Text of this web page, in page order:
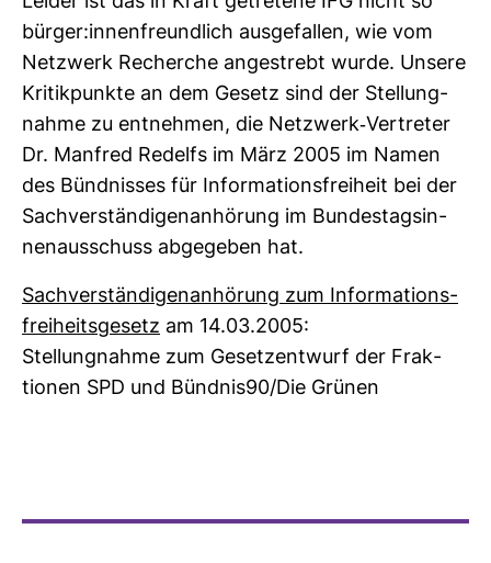
bürger:innen­freund­lich aus­ge­fallen, wie vom
Netz­werk Recherche ange­strebt wurde. Unsere
Kri­tik­punkte an dem Gesetz sind der Stel­lung­
nahme zu ent­nehmen, die Netz­werk-​Ver­treter
Dr. Man­fred Redelfs im März 2005 im Namen
des Bünd­nisses für Infor­ma­ti­ons­frei­heit bei der
Sach­ver­stän­di­gen­an­hö­rung im Bun­des­tag­s­in­
nen­aus­schuss abge­geben hat.
Sach­ver­stän­di­gen­an­hö­rung zum Infor­ma­ti­ons­
frei­heits­ge­setz am 14.03.2005:
Stel­lung­nahme zum Gesetz­ent­wurf der Frak­
tionen SPD und Bündnis90/Die Grünen